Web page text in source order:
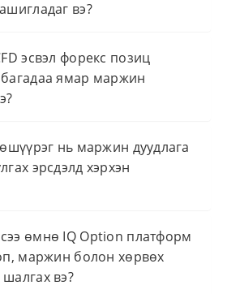
вэ?
эсвэл форекс позиц
ямар маржин
нь маржин дуудлага
эрсдэлд хэрхэн
өмнө IQ Option платформ
маржин болон хөрвөх
вэ?